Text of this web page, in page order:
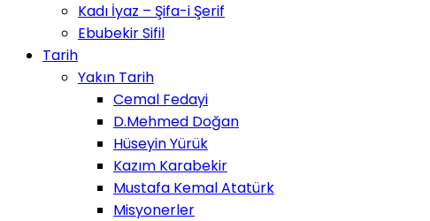
Kadı İyaz – Şifa-i Şerif
Ebubekir Sifil
Tarih
Yakın Tarih
Cemal Fedayi
D.Mehmed Doğan
Hüseyin Yürük
Kazım Karabekir
Mustafa Kemal Atatürk
Misyonerler